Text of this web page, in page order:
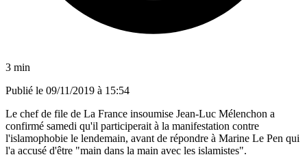
3 min
Publié le 09/11/2019 à 15:54
Le chef de file de La France insoumise Jean-Luc Mélenchon a
confirmé samedi qu'il participerait à la manifestation contre
l'islamophobie le lendemain, avant de répondre à Marine Le Pen qui
l'a accusé d'être "main dans la main avec les islamistes".